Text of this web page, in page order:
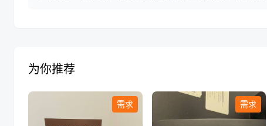
为你推荐
需求 需求